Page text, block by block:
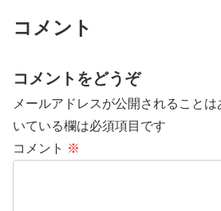
コメント
コメントをどうぞ
メールアドレスが公開されることは
いている欄は必須項目です
コメント ※